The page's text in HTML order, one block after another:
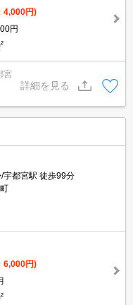
4,000円)
円
宮
詳細を見る
宇都宮駅 徒歩99分
6,000円)